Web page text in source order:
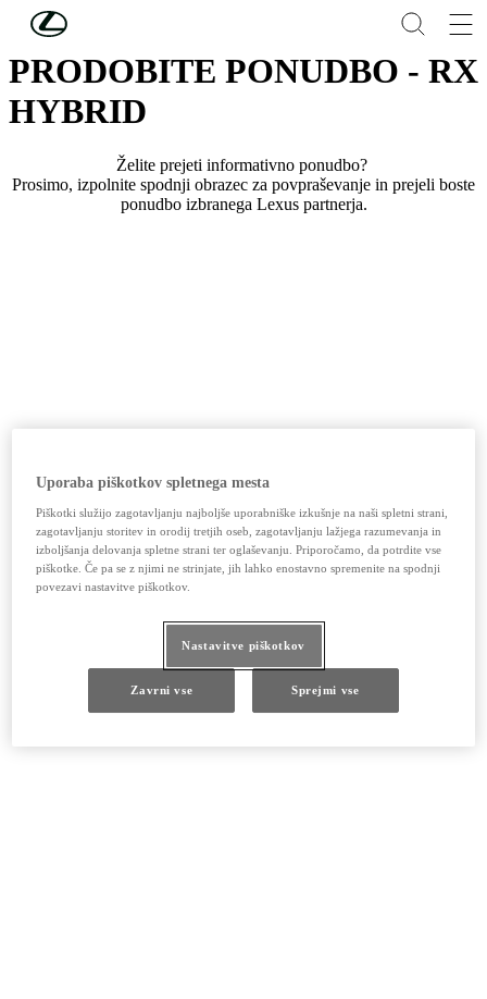
Skip to Main Content
PRODOBITE PONUDBO - RX
HYBRID
Želite prejeti informativno ponudbo?
Prosimo, izpolnite spodnji obrazec za povpraševanje in prejeli boste
ponudbo izbranega Lexus partnerja.
Uporaba piškotkov spletnega mesta
Piškotki služijo zagotavljanju najboljše uporabniške izkušnje na naši spletni strani,
zagotavljanju storitev in orodij tretjih oseb, zagotavljanju lažjega razumevanja in
izboljšanja delovanja spletne strani ter oglaševanju. Priporočamo, da potrdite vse
piškotke. Če pa se z njimi ne strinjate, jih lahko enostavno spremenite na spodnji
povezavi nastavitve piškotkov.
Nastavitve piškotkov
Zavrni vse Sprejmi vse